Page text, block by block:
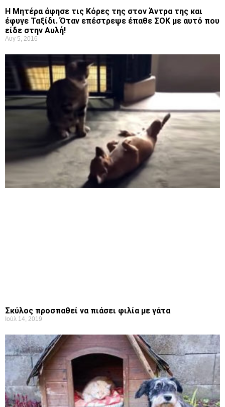
Η Μητέρα άφησε τις Κόρες της στον Άντρα της και
έφυγε Ταξίδι. Όταν επέστρεψε έπαθε ΣΟΚ με αυτό που
είδε στην Αυλή!
Αυγ 5, 2016
Σκύλος προσπαθεί να πιάσει φιλία με γάτα
Ιούλ 14, 2019